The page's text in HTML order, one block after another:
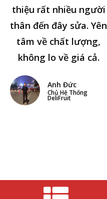
thiệu rất nhiều người
thân đến đây sửa. Yên
tâm về chất lượng,
không lo về giá cả.
Anh Đức
Chủ Hệ Thống
DeliFruit